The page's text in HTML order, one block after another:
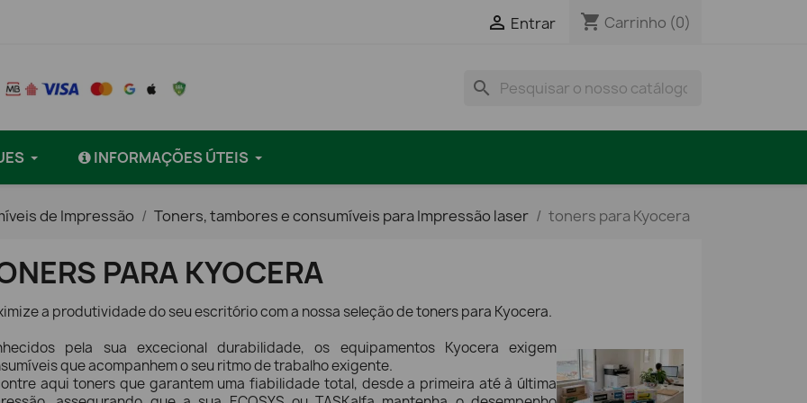
 Entrar shopping_cart Carrinho (0)
search
INFORMAÇÕES ÚTEIS
de Impressão Toners, tambores e consumíveis para Impressão laser toners para Kyocera
PARA KYOCERA
a produtividade do seu escritório com a nossa seleção de toners para Kyocera.
pela sua excecional durabilidade, os equipamentos Kyocera exigem
que acompanhem o seu ritmo de trabalho exigente.
aqui toners que garantem uma fiabilidade total, desde a primeira até à última